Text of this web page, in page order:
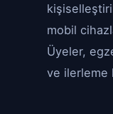
mobil
Üyeler,
ve ilerleme